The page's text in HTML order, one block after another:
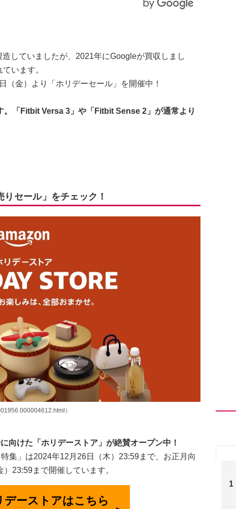
していましたが、2021年にGoogleが買収しまし
います。
（金）より「ホリデーセール」を開催中！
。「Fitbit Versa 3」や「Fitbit Sense 2」が通常より
セール」をチェック！
）
向けた「ホリデーストア」が絶賛オープン中！
集」は2024年12月26日（木）23:59まで、お正月向
23:59まで開催しています。
ーストアはこちら
1